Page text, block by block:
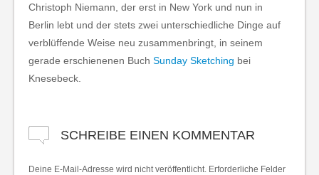
Christoph Niemann, der erst in New York und nun in
Berlin lebt und der stets zwei unterschiedliche Dinge auf
verblüffende Weise neu zusammenbringt, in seinem
gerade erschienenen Buch Sunday Sketching bei
Knesebeck.
SCHREIBE EINEN KOMMENTAR
Deine E-Mail-Adresse wird nicht veröffentlicht. Erforderliche Felder